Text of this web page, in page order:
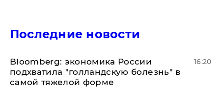
Последние новости
Bloomberg: экономика России
подхватила "голландскую болезнь" в
самой тяжелой форме
16:20